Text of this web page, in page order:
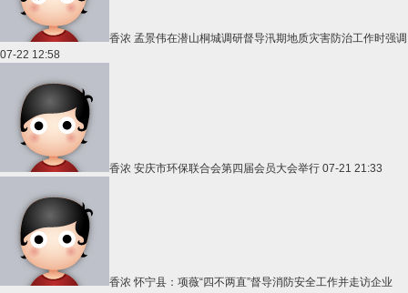
香浓 孟景伟在潜山桐城调研督导汛期地质灾害防治工作时强调
07-22 12:58
香浓 安庆市环保联合会第四届会员大会举行 07-21 21:33
香浓怀宁县：项薇“四不两直”督导消防安全工作并走访企业